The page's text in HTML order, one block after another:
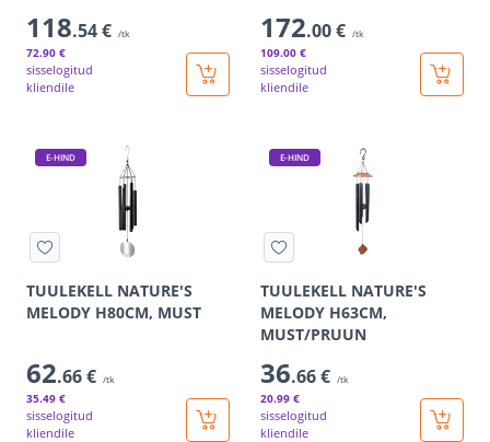
118.54 € /tk
72.90 €
sisselogitud
kliendile
172.00 € /tk
109.00 €
sisselogitud
kliendile
E-HIND
TUULEKELL NATURE'S
MELODY H80CM, MUST
62.66 € /tk
35.49 €
sisselogitud
kliendile
E-HIND
TUULEKELL NATURE'S
MELODY H63CM,
MUST/PRUUN
36.66 € /tk
20.99 €
sisselogitud
kliendile